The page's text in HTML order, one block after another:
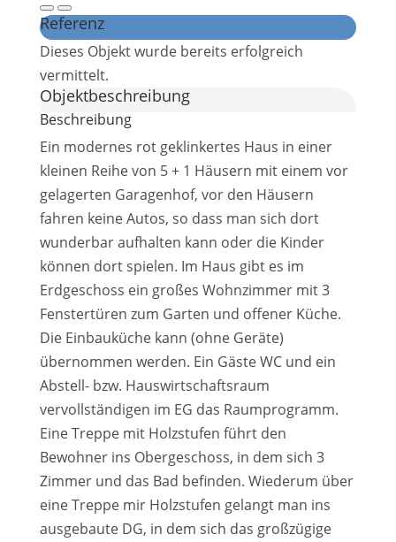
Referenz
Dieses Objekt wurde bereits erfolgreich
vermittelt.
Objekt­beschreibung
Beschreibung
Ein modernes rot geklinkertes Haus in einer
kleinen Reihe von 5 + 1 Häusern mit einem vor
gelagerten Garagenhof, vor den Häusern
fahren keine Autos, so dass man sich dort
wunderbar aufhalten kann oder die Kinder
können dort spielen. Im Haus gibt es im
Erdgeschoss ein großes Wohnzimmer mit 3
Fenstertüren zum Garten und offener Küche.
Die Einbauküche kann (ohne Geräte)
übernommen werden. Ein Gäste WC und ein
Abstell- bzw. Hauswirtschaftsraum
vervollständigen im EG das Raumprogramm.
Eine Treppe mit Holzstufen führt den
Bewohner ins Obergeschoss, in dem sich 3
Zimmer und das Bad befinden. Wiederum über
eine Treppe mir Holzstufen gelangt man ins
ausgebaute DG, in dem sich das großzügige